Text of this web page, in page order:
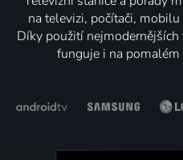
na televizi, počítači,
Díky použití
funguje i na